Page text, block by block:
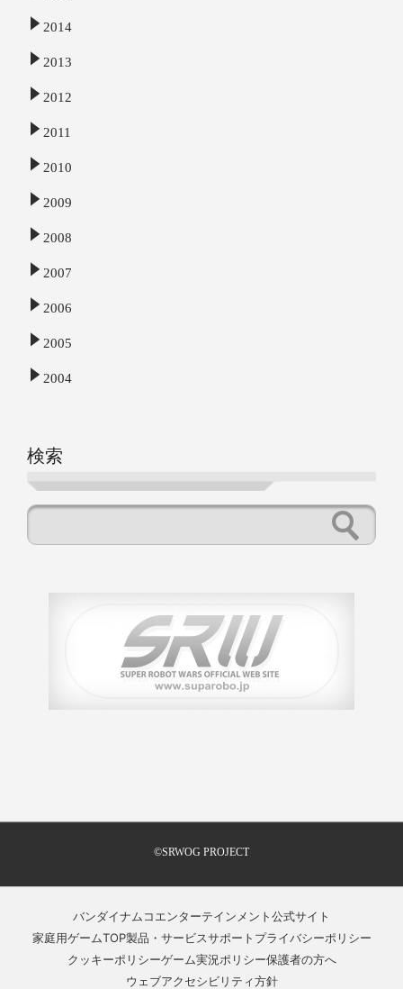
2014
2013
2012
2011
2010
2009
2008
2007
2006
2005
2004
検索
©SRWOG PROJECT
バンダイナムコエンターテインメント公式サイト
家庭用ゲームTOP製品・サービスサポート プライバシーポリシー
クッキーポリシーゲーム実況ポリシー保護者の方へ
ウェブアクセシビリティ方針